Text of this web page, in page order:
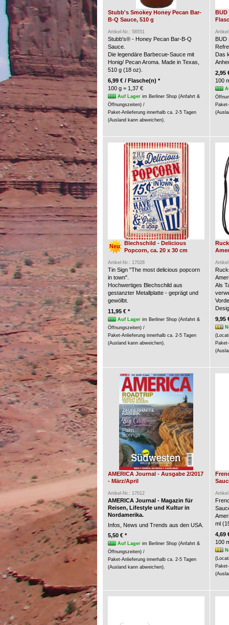
Stubb's Smokey Honey Pecan Bar-
B-Q Sauce, 510 g
Artikel-Nr.: 58551
Stubb's® - Honey Pecan Bar-B-Q
Sauce.
Die legendäre Barbecue-Sauce mit
Honig/ Pecan Aroma. Made in Texas,
510 g (18 oz).
6,99 € / Flasche(n) *
100 g = 1,37 €
Auf Lagerim Berliner Shop (Anfahrt &
Öffnungszeiten) /
Paket-Anlieferung innerhalb ca. 2-5 Tagen
(Ausland kann abweichen).
BUD
BUD
Das
2,95
100
Neu
Blechschild - Delicious
Popcorn, ca. 20 x 30 cm
Artikel-Nr.: 17028
Tin Sign "The most delicious popcorn
in town".
Hochwertiges Blechschild aus
gestanzter Metallplatte - geprägt und
gewölbt.
11,95 € *
Auf Lagerim Berliner Shop (Anfahrt &
Öffnungszeiten) /
Paket-Anlieferung innerhalb ca. 2-5 Tagen
(Ausland kann abweichen).
Als
9,95
AMERICA Journal - Ausgabe 2/2017
- März/April
Artikel-Nr.: 17012
AMERICA Journal - Magazin für
Reisen, Lifestyle und Kultur in
Nordamerika.
Infos, News und Trends aus den USA.
5,50 € *
Auf Lagerim Berliner Shop (Anfahrt &
Öffnungszeiten) /
Paket-Anlieferung innerhalb ca. 2-5 Tagen
(Ausland kann abweichen).
ml
4,69
100